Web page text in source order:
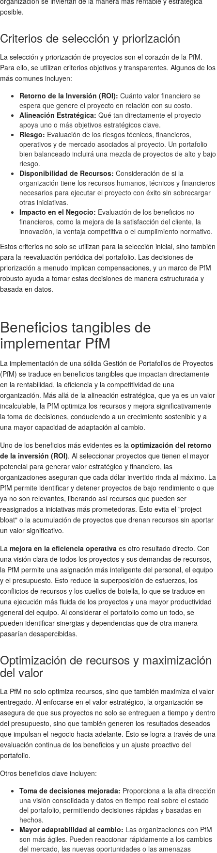
posible.
Criterios de selección y priorización
La selección y priorización de proyectos son el corazón de la PfM.
Para ello, se utilizan criterios objetivos y transparentes. Algunos de los
más comunes incluyen:
Retorno de la Inversión (ROI): Cuánto valor financiero se
espera que genere el proyecto en relación con su costo.
Alineación Estratégica: Qué tan directamente el proyecto
apoya uno o más objetivos estratégicos clave.
Riesgo: Evaluación de los riesgos técnicos, financieros,
operativos y de mercado asociados al proyecto. Un portafolio
bien balanceado incluirá una mezcla de proyectos de alto y bajo
riesgo.
Disponibilidad de Recursos: Consideración de si la
organización tiene los recursos humanos, técnicos y financieros
necesarios para ejecutar el proyecto con éxito sin sobrecargar
otras iniciativas.
Impacto en el Negocio: Evaluación de los beneficios no
financieros, como la mejora de la satisfacción del cliente, la
innovación, la ventaja competitiva o el cumplimiento normativo.
Estos criterios no solo se utilizan para la selección inicial, sino también
para la reevaluación periódica del portafolio. Las decisiones de
priorización a menudo implican compensaciones, y un marco de PfM
robusto ayuda a tomar estas decisiones de manera estructurada y
basada en datos.
Beneficios tangibles de
implementar PfM
La implementación de una sólida Gestión de Portafolios de Proyectos
(PfM) se traduce en beneficios tangibles que impactan directamente
en la rentabilidad, la eficiencia y la competitividad de una
organización. Más allá de la alineación estratégica, que ya es un valor
incalculable, la PfM optimiza los recursos y mejora significativamente
la toma de decisiones, conduciendo a un crecimiento sostenible y a
una mayor capacidad de adaptación al cambio.
Uno de los beneficios más evidentes es la optimización del retorno
de la inversión (ROI). Al seleccionar proyectos que tienen el mayor
potencial para generar valor estratégico y financiero, las
organizaciones aseguran que cada dólar invertido rinda al máximo. La
PfM permite identificar y detener proyectos de bajo rendimiento o que
ya no son relevantes, liberando así recursos que pueden ser
reasignados a iniciativas más prometedoras. Esto evita el "project
bloat" o la acumulación de proyectos que drenan recursos sin aportar
un valor significativo.
La mejora en la eficiencia operativa es otro resultado directo. Con
una visión clara de todos los proyectos y sus demandas de recursos,
la PfM permite una asignación más inteligente del personal, el equipo
y el presupuesto. Esto reduce la superposición de esfuerzos, los
conflictos de recursos y los cuellos de botella, lo que se traduce en
una ejecución más fluida de los proyectos y una mayor productividad
general del equipo. Al considerar el portafolio como un todo, se
pueden identificar sinergias y dependencias que de otra manera
pasarían desapercibidas.
Optimización de recursos y maximización
del valor
La PfM no solo optimiza recursos, sino que también maximiza el valor
entregado. Al enfocarse en el valor estratégico, la organización se
asegura de que sus proyectos no solo se entreguen a tiempo y dentro
del presupuesto, sino que también generen los resultados deseados
que impulsan el negocio hacia adelante. Esto se logra a través de una
evaluación continua de los beneficios y un ajuste proactivo del
portafolio.
Otros beneficios clave incluyen:
Toma de decisiones mejorada: Proporciona a la alta dirección
una visión consolidada y datos en tiempo real sobre el estado
del portafolio, permitiendo decisiones rápidas y basadas en
hechos.
Mayor adaptabilidad al cambio: Las organizaciones con PfM
son más ágiles. Pueden reaccionar rápidamente a los cambios
del mercado, las nuevas oportunidades o las amenazas